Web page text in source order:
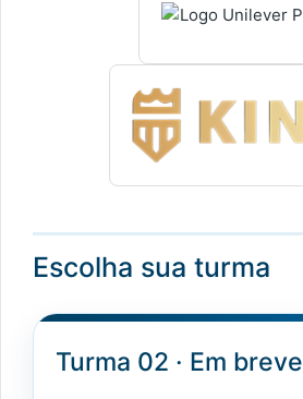
Escolha sua turma
Turma 02 · Em breve